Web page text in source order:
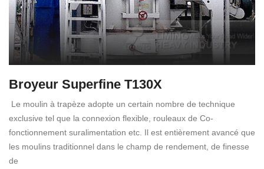
Broyeur Superfine T130X
Le moulin à trapèze adopte un certain nombre de technique
exclusive tel que la connexion flexible, rouleaux de Co-
fonctionnement suralimentation etc. Il est entièrement avancé que
les moulins traditionnel dans le champ de rendement, de finesse
de